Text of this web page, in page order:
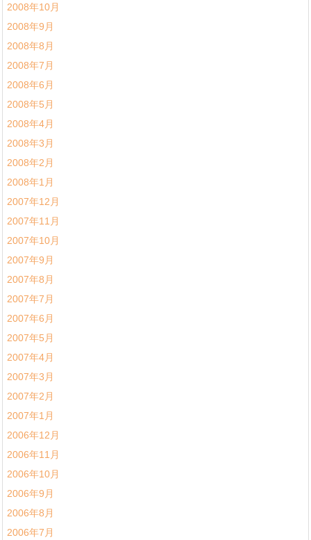
2008年10月
2008年9月
2008年8月
2008年7月
2008年6月
2008年5月
2008年4月
2008年3月
2008年2月
2008年1月
2007年12月
2007年11月
2007年10月
2007年9月
2007年8月
2007年7月
2007年6月
2007年5月
2007年4月
2007年3月
2007年2月
2007年1月
2006年12月
2006年11月
2006年10月
2006年9月
2006年8月
2006年7月